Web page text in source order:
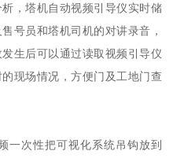
，塔机自动视频引导仪实时储
号员和塔机司机的对讲录音，
生后可以通过读取视频引导仪
现场情况，方便门及工地门查
一次性把可视化系统吊钩放到